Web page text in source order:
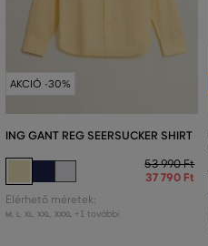
AKCIÓ -30%
ING GANT REG SEERSUCKER SHIRT
53 990 Ft
37 790 Ft
Elérhető méretek:
M L XL XXL XXXL +1 további